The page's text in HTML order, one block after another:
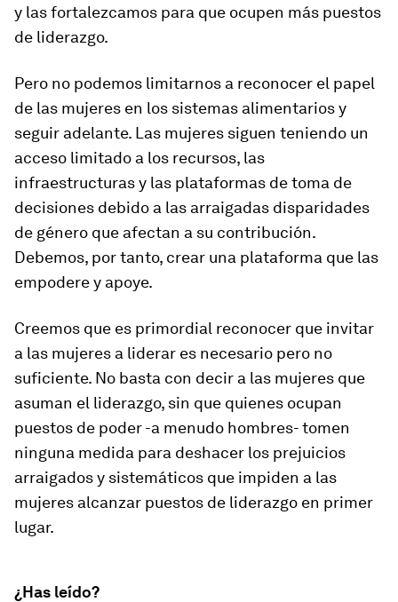
y las fortalezcamos para que ocupen más puestos
de liderazgo.
Pero no podemos limitarnos a reconocer el papel
de las mujeres en los sistemas alimentarios y
seguir adelante. Las mujeres siguen teniendo un
acceso limitado a los recursos, las
infraestructuras y las plataformas de toma de
decisiones debido a las arraigadas disparidades
de género que afectan a su contribución.
Debemos, por tanto, crear una plataforma que las
empodere y apoye.
Creemos que es primordial reconocer que invitar
a las mujeres a liderar es necesario pero no
suficiente. No basta con decir a las mujeres que
asuman el liderazgo, sin que quienes ocupan
puestos de poder -a menudo hombres- tomen
ninguna medida para deshacer los prejuicios
arraigados y sistemáticos que impiden a las
mujeres alcanzar puestos de liderazgo en primer
lugar.
¿Has leído?